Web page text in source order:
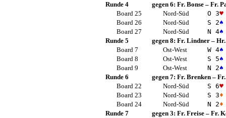
Runde 4
gegen 6: Fr. Bonse– Fr.
Board 25
Nord-Süd O 3♥
Board 26
Nord-Süd S 2♠
Board 27
Nord-Süd N 4♠
Runde 5
gegen 8: Fr. Lindner–
Board 7
Ost-West W 4♠
Board 8
Ost-West S 5♠
Board 9
Ost-West N 2♠
Runde 6
gegen 7: Fr. Brenken–
Board 22
Nord-Süd S 6♥
Board 23
Nord-Süd S 3♦
Board 24
Nord-Süd N 2♦
Runde 7
gegen 3: Fr. Freise– Fr.